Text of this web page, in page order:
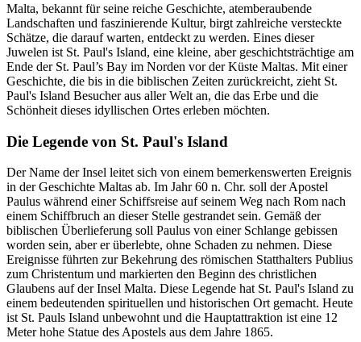
Malta, bekannt für seine reiche Geschichte, atemberaubende
Landschaften und faszinierende Kultur, birgt zahlreiche versteckte
Schätze, die darauf warten, entdeckt zu werden. Eines dieser
Juwelen ist St. Paul's Island, eine kleine, aber geschichtsträchtige am
Ende der St. Paul’s Bay im Norden vor der Küste Maltas. Mit einer
Geschichte, die bis in die biblischen Zeiten zurückreicht, zieht St.
Paul's Island Besucher aus aller Welt an, die das Erbe und die
Schönheit dieses idyllischen Ortes erleben möchten.
Die Legende von St. Paul's Island
Der Name der Insel leitet sich von einem bemerkenswerten Ereignis
in der Geschichte Maltas ab. Im Jahr 60 n. Chr. soll der Apostel
Paulus während einer Schiffsreise auf seinem Weg nach Rom nach
einem Schiffbruch an dieser Stelle gestrandet sein. Gemäß der
biblischen Überlieferung soll Paulus von einer Schlange gebissen
worden sein, aber er überlebte, ohne Schaden zu nehmen. Diese
Ereignisse führten zur Bekehrung des römischen Statthalters Publius
zum Christentum und markierten den Beginn des christlichen
Glaubens auf der Insel Malta. Diese Legende hat St. Paul's Island zu
einem bedeutenden spirituellen und historischen Ort gemacht. Heute
ist St. Pauls Island unbewohnt und die Hauptattraktion ist eine 12
Meter hohe Statue des Apostels aus dem Jahre 1865.